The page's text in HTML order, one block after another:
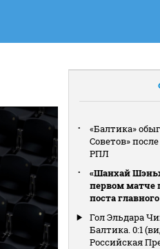
«Балтика»
Советов»
РПЛ
«Шанхай
первом матче
поста
Гол Эльдара
Балтика. 0:1
Российская